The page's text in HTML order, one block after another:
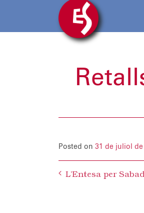
Posted on 31 de juliol de
navigation